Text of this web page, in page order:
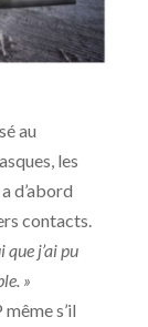
au
les
d’abord
contacts.
que j’ai pu
»
s’il